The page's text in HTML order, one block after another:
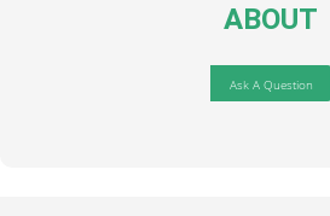
ABOUT
Ask A Question